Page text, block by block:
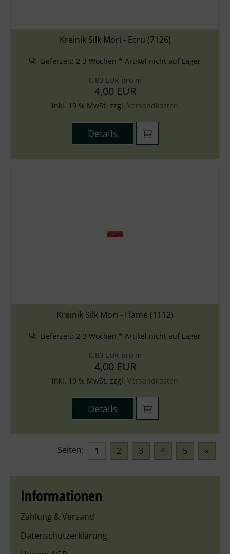
Kreinik Silk Mori - Ecru (7126)
Lieferzeit: 2-3 Wochen * Artikel nicht auf Lager
0,80 EUR pro m
4,00 EUR
inkl. 19 % MwSt. zzgl. Versandkosten
Details
Kreinik Silk Mori - Flame (1112)
Lieferzeit: 2-3 Wochen * Artikel nicht auf Lager
0,80 EUR pro m
4,00 EUR
inkl. 19 % MwSt. zzgl. Versandkosten
Details
Seiten: 1 2 3 4 5 »
Informationen
Zahlung & Versand
Datenschutzerklärung